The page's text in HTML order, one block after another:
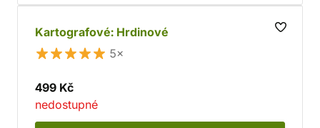
Kartografové: Hrdinové
5×
499 Kč
nedostupné